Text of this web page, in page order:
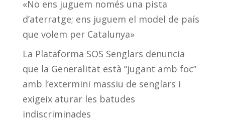
«No ens juguem només una pista
d’aterratge; ens juguem el model de país
que volem per Catalunya»
La Plataforma SOS Senglars denuncia
que la Generalitat està “jugant amb foc”
amb l’extermini massiu de senglars i
exigeix aturar les batudes
indiscriminades